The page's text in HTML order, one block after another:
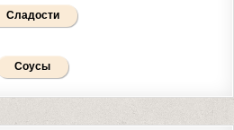
Сладости
Соусы